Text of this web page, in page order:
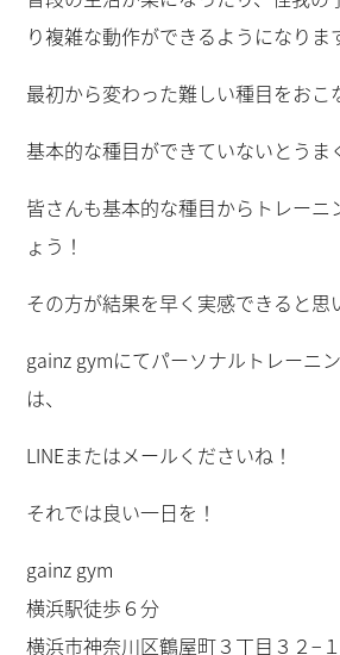
り複雑な動作ができるようになりま
最初から変わった難しい種目をおこ
基本的な種目ができていないとうま
皆さんも基本的な種目からトレーニ
ょう！
その方が結果を早く実感できると思
gainz gymにてパーソナルトレーニ
は、
LINEまたはメールくださいね！
それでは良い一日を！
gainz gym
横浜駅徒歩６分
横浜市神奈川区鶴屋町３丁目３２−